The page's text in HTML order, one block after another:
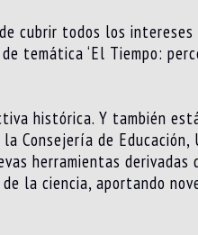
cubrir todos los
temática ‘El Tiempo:
histórica. Y también
Consejería de Educación,
herramientas
la ciencia, aportando